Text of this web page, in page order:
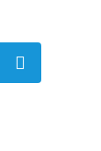
Suchen